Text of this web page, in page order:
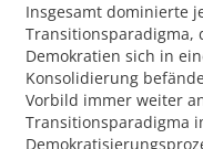
Insgesamt dominierte
Transitionsparadigma,
Demokratien sich in
Konsolidierung
Vorbild immer weiter
Transitionsparadigma